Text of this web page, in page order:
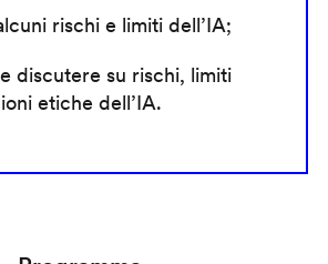
rischi e limiti dell’IA;
discutere su rischi, limiti
etiche dell’IA.